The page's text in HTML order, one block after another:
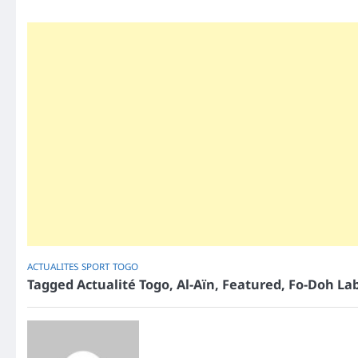
ACTUALITES SPORT TOGO
Tagged Actualité Togo, Al-Aïn, Featured, Fo-Doh